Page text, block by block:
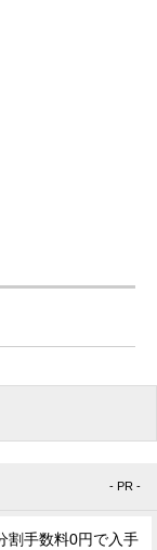
- PR -
割手数料0円で入手